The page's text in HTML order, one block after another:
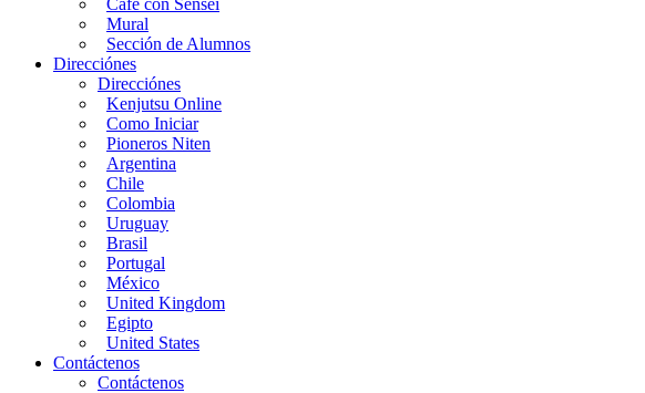
Mural
Sección de Alumnos
Direcciónes
Direcciónes
Kenjutsu Online
Como Iniciar
Pioneros Niten
Argentina
Chile
Colombia
Uruguay
Brasil
Portugal
México
United Kingdom
Egipto
United States
Contáctenos
Contáctenos